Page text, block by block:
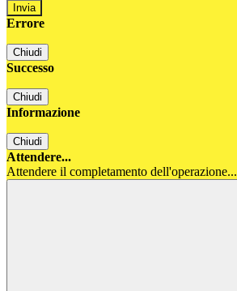
Errore
Chiudi
Successo
Chiudi
Informazione
Chiudi
Attendere...
Attendere il completamento dell'operazione...